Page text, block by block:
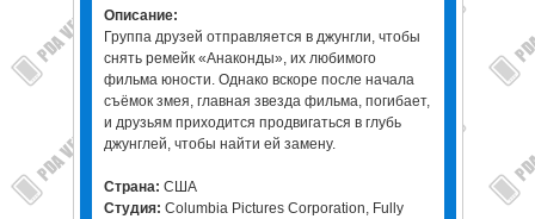
Описание:
Группа друзей отправляется в джунгли, чтобы
снять ремейк «Анаконды», их любимого
фильма юности. Однако вскоре после начала
съёмок змея, главная звезда фильма, погибает,
и друзьям приходится продвигаться в глубь
джунглей, чтобы найти ей замену.
Страна: США
Студия: Columbia Pictures Corporation, Fully